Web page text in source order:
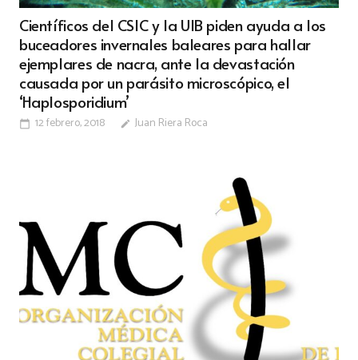
Científicos del CSIC y la UIB piden ayuda a los
buceadores invernales baleares para hallar
ejemplares de nacra, ante la devastación
causada por un parásito microscópico, el
‘Haplosporidium’
calendar_today 12 febrero, 2018 edit Juan Riera Roca